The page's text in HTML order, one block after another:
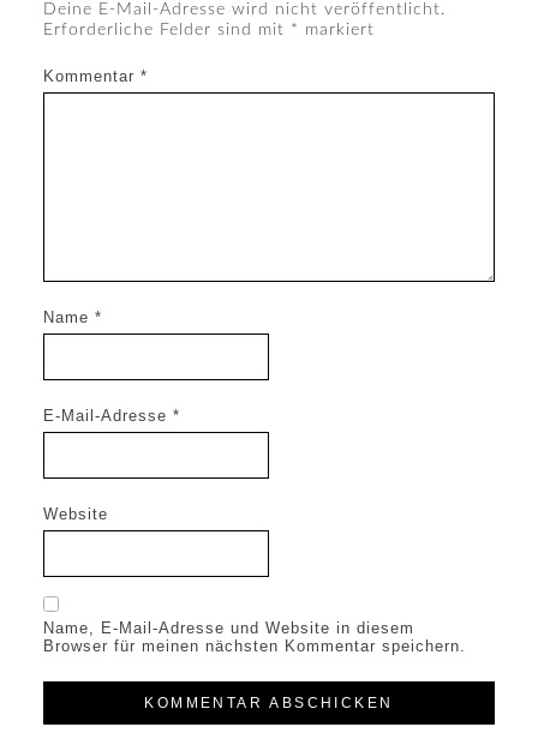
Deine E-Mail-Adresse wird nicht veröffentlicht.
Erforderliche Felder sind mit * markiert
Kommentar *
Name *
E-Mail-Adresse *
Website
Name, E-Mail-Adresse und Website in diesem
Browser für meinen nächsten Kommentar speichern.